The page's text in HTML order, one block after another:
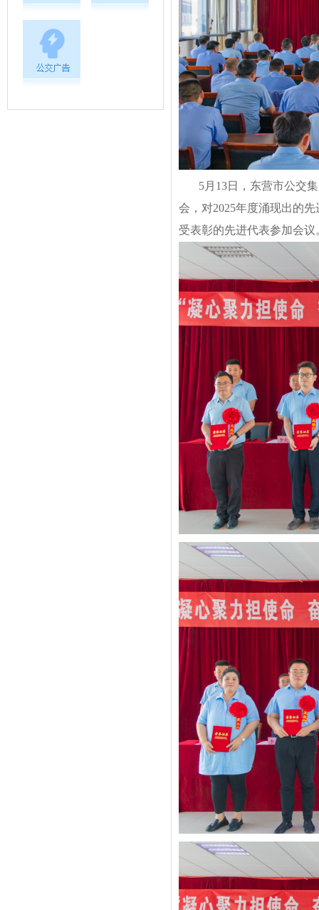
5月13日，东营市公交
会，对2025年度涌现出的
受表彰的先进代表参加会议